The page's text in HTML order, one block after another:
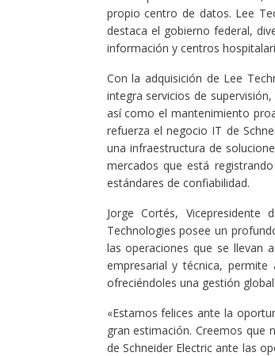
propio centro de datos. Lee
destaca el gobierno federal,
información y centros
Con la adquisición de Lee
integra servicios de
así como el mantenimiento
refuerza el negocio IT de
una infraestructura de
mercados que está
estándares de confiabilidad.
Jorge Cortés,
Technologies posee un
las operaciones que se llevan
empresarial y técnica,
ofreciéndoles una gestión
«Estamos felices ante la
gran estimación. Creemos
de Schneider Electric ante las